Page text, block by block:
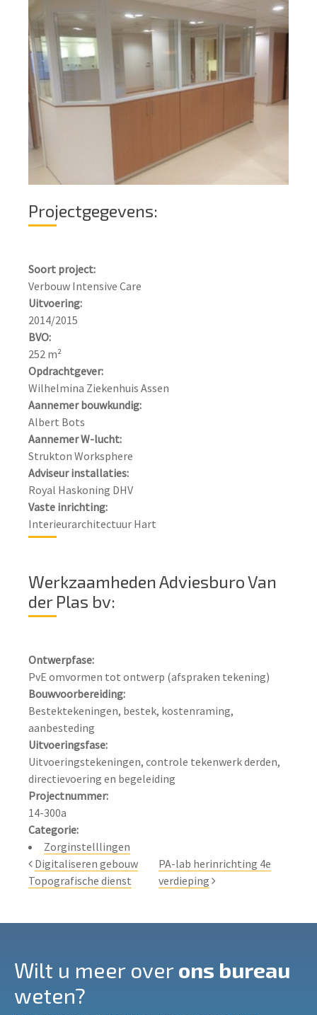
Projectgegevens:
Soort project:
Uitvoering:
BVO:
Opdrachtgever:
Aannemer bouwkundig:
Aannemer W-lucht:
Adviseur installaties:
Vaste inrichting:
Interieurarchitectuur Hart
Werkzaamheden Adviesburo Van
der Plas bv:
Ontwerpfase:
Bouwvoorbereiding:
Bestektekeningen, bestek, kostenraming,
Uitvoeringsfase:
Uitvoeringstekeningen, controle tekenwerk derden,
Projectnummer:
Categorie:
Zorginstelllingen
PA-lab herinrichting 4e
verdieping
Digitaliseren gebouw
Topografische dienst
Wilt u meer overons bureau
weten?